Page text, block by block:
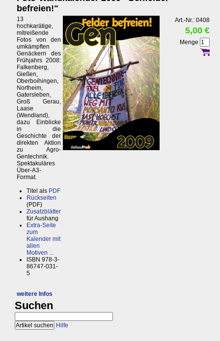
befreien!"
13
hochkarätige,
mitreißende
Fotos von den
umkämpften
Genäckern des
Frühjahrs 2008:
Falkenberg,
Gießen,
Oberboihingen,
Northeim,
Gatersleben,
Groß Gerau,
Laase
(Wendland),
dazu Einblicke
in die
Geschichte der
direkten Aktion
zu Agro-
Gentechnik.
Spektakuläres
Über-A3-
Format.
Titel als PDF
Rückseiten
(PDF)
Zusatzblätter
für Aushang
Extra-Seite
zum
Kalender mit
allen
Motiven ...
ISBN 978-3-
86747-031-
5
weitere Infos
Art.-Nr.: 0408
5,00 €
Menge
Suchen
Hilfe